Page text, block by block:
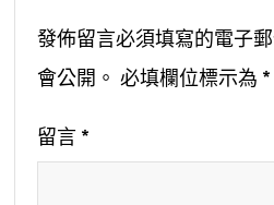
發佈留言必須填寫的電子
會公開。 必填欄位標示為 *
留言 *